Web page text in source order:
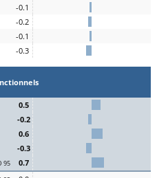
-0.1
-0.2
-0.1
-0.3
0.5
-0.2
0.6
-0.3
95
0.7